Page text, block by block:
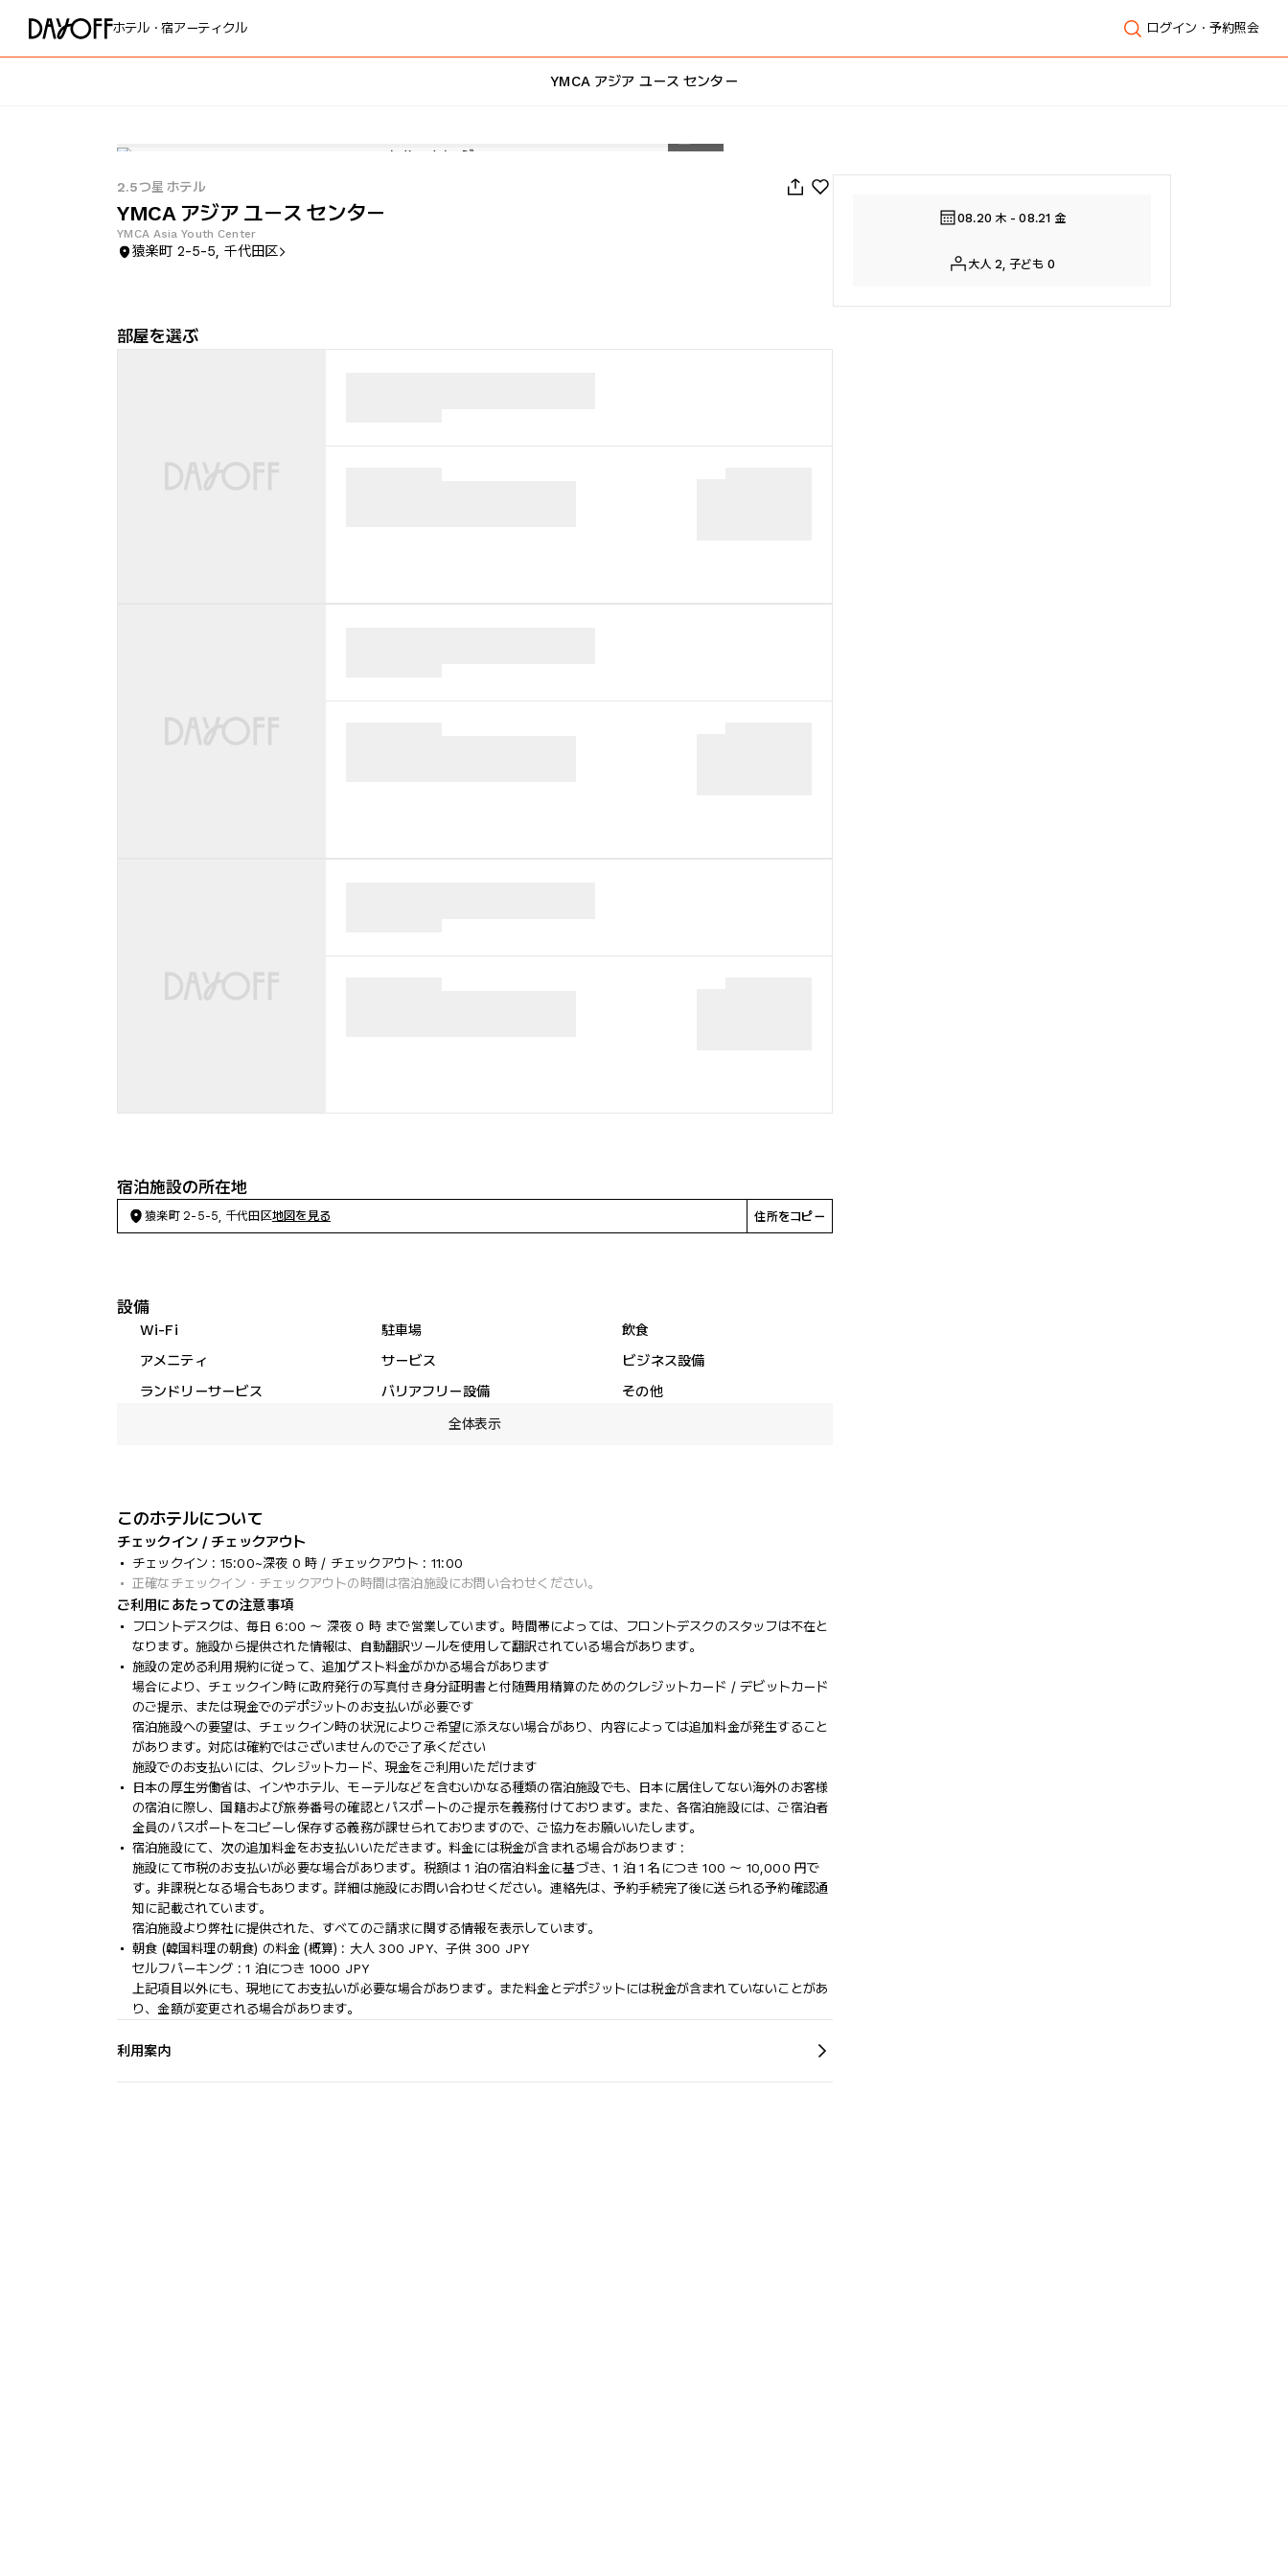
ホテル・宿アーティクル ログイン・予約照会
YMCA アジア ユース センター
2.5つ星 ホテル
YMCA アジア ユース センター
YMCA Asia Youth Center
猿楽町 2-5-5, 千代田区
部屋を選ぶ
宿泊施設の所在地
猿楽町 2-5-5, 千代田区地図を見る 住所をコピー
設備
Wi-Fi 駐車場
飲食
アメニティ
サービス
ビジネス設備
ランドリーサービス
バリアフリー設備
その他
全体表示
このホテルについて
チェックイン / チェックアウト
チェックイン : 15:00~深夜 0 時 / チェックアウト : 11:00
正確なチェックイン・チェックアウトの時間は宿泊施設にお問い合わせください。
ご利用にあたっての注意事項
フロントデスクは、毎日 6:00 ～ 深夜 0 時 まで営業しています。時間帯によっては、フロントデスクのスタッフは不在と
なります。施設から提供された情報は、自動翻訳ツールを使用して翻訳されている場合があります。
施設の定める利用規約に従って、追加ゲスト料金がかかる場合があります
場合により、チェックイン時に政府発行の写真付き身分証明書と付随費用精算のためのクレジットカード / デビットカード
のご提示、または現金でのデポジットのお支払いが必要です
宿泊施設への要望は、チェックイン時の状況によりご希望に添えない場合があり、内容によっては追加料金が発生すること
があります。対応は確約ではございませんのでご了承ください
施設でのお支払いには、クレジットカード、現金をご利用いただけます
日本の厚生労働省は、インやホテル、モーテルなどを含むいかなる種類の宿泊施設でも、日本に​居住してない海外のお客様
の宿泊に際し、国籍および旅券番号の確認とパスポートのご提示を義務付け​ております。また、各宿泊施設には、ご宿泊者
全員のパスポートをコピーし保存する義務が課せられておりますの​で、ご協力をお願いいたします。
宿泊施設にて、次の追加料金をお支払いいただきます。料金には税金が含まれる場合があります :
施設にて市税のお支払いが必要な場合があります。税額は 1 泊の宿泊料金に基づき、1 泊 1 名につき 100 ～ 10,000 円で
す。非課税となる場合もあります。詳細は施設にお問い合わせください。連絡先は、予約手続完了後に送られる予約確認通
知に記載されています。
宿泊施設より弊社に提供された、すべてのご請求に関する情報を表示しています。
朝食 (韓国料理の朝食) の料金 (概算) : 大人 300 JPY、子供 300 JPY
セルフパーキング : 1 泊につき 1000 JPY
上記項目以外にも、現地にてお支払いが必要な場合があります。また料金とデポジットには税金が含まれていないことがあ
り、金額が変更される場合があります。
利用案内
08.20 木 - 08.21 金
大人 2, 子ども 0